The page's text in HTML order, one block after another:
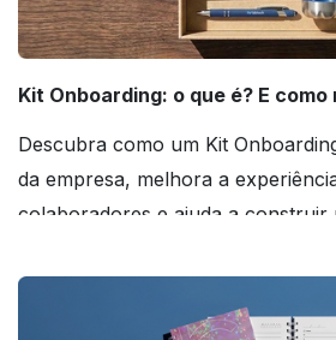
Kit Onboarding: o que é? E como
Descubra como um Kit
da empresa, melhora a
colaboradores e ajuda a construir